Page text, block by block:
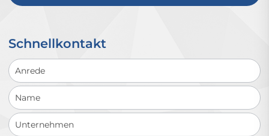
Schnellkontakt
Schnellkontakt